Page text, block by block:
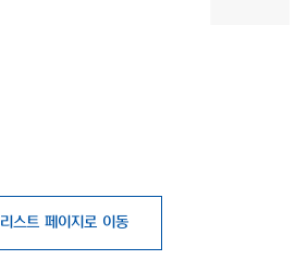
리스트 페이지로 이동